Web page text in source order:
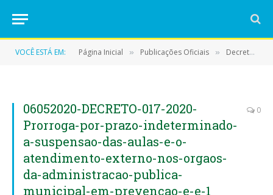
VOCÊ ESTÁ EM: Página Inicial » Publicações Oficiais » Decretos
06052020-DECRETO-017-2020-
Prorroga-por-prazo-indeterminado-
a-suspensao-das-aulas-e-o-
atendimento-externo-nos-orgaos-
da-administracao-publica-
municipal-em-prevencao-e-e-1
0